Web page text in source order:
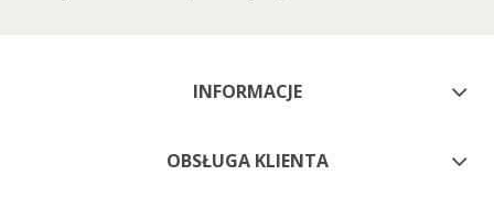
INFORMACJE
OBSŁUGA KLIENTA